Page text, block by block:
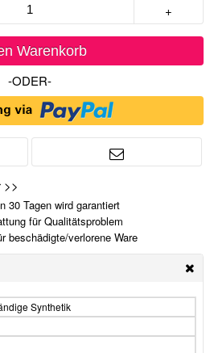
+
Warenkorb
-ODER-
>>
30 Tagen wird garantiert
für Qualitätsproblem
beschädigte/verlorene Ware
Synthetik